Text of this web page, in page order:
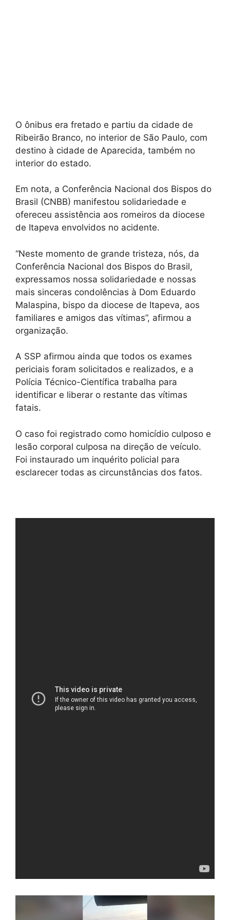
O ônibus era fretado e partiu da cidade de
Ribeirão Branco, no interior de São Paulo, com
destino à cidade de Aparecida, também no
interior do estado.
Em nota, a Conferência Nacional dos Bispos do
Brasil (CNBB) manifestou solidariedade e
ofereceu assistência aos romeiros da diocese
de Itapeva envolvidos no acidente.
“Neste momento de grande tristeza, nós, da
Conferência Nacional dos Bispos do Brasil,
expressamos nossa solidariedade e nossas
mais sinceras condolências à Dom Eduardo
Malaspina, bispo da diocese de Itapeva, aos
familiares e amigos das vítimas”, afirmou a
organização.
A SSP afirmou ainda que todos os exames
periciais foram solicitados e realizados, e a
Polícia Técnico-Científica trabalha para
identificar e liberar o restante das vítimas
fatais.
O caso foi registrado como homicídio culposo e
lesão corporal culposa na direção de veículo.
Foi instaurado um inquérito policial para
esclarecer todas as circunstâncias dos fatos.